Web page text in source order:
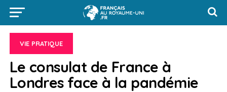
VIE PRATIQUE
Le consulat de France à
Londres face à la pandémie